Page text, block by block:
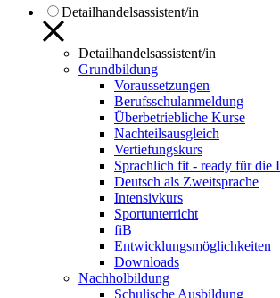
Detailhandelsassistent/in
Detailhandelsassistent/in
Grundbildung
Voraussetzungen
Berufsschulanmeldung
Überbetriebliche Kurse
Nachteilsausgleich
Vertiefungskurs
Sprachlich fit - ready für die
Deutsch als Zweitsprache
Intensivkurs
Sportunterricht
fiB
Entwicklungsmöglichkeiten
Downloads
Nachholbildung
Schulische Ausbildung